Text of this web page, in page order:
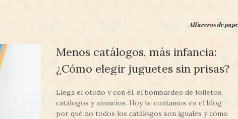
Alfareros de
Menos catálogos, más infancia:
¿Cómo elegir juguetes sin prisas?
Llega el otoño y con él, el bombardeo de folletos,
catálogos y anuncios. Hoy te contamos en el blog
por qué no todos los catálogos son iguales y cómo